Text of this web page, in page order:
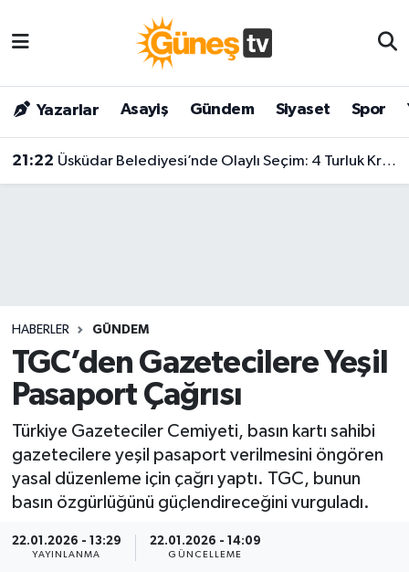
Yazarlar Asayiş Gündem Siyaset Spor
21:22 Üsküdar Belediyesi’nde Olaylı Seçim: 4 Turluk Krizin Ardından Sibel Tan Çetinkaya Kazandı!
HABERLER GÜNDEM
TGC’den Gazetecilere Yeşil
Pasaport Çağrısı
Türkiye Gazeteciler Cemiyeti, basın kartı sahibi
gazetecilere yeşil pasaport verilmesini öngören
yasal düzenleme için çağrı yaptı. TGC, bunun
basın özgürlüğünü güçlendireceğini vurguladı.
22.01.2026 - 13:29
YAYINLANMA
22.01.2026 - 14:09
GÜNCELLEME
Bilim & Teknoloji
Dünya
Magazin
Siyaset
Spor
Yaşam
Malatya Nöbetçi Eczaneler
Malatya Hava Durumu
Malatya Namaz Vakitleri
Son Dakika Haberleri
Haber Arşivi